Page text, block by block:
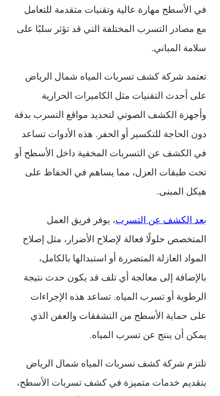
في الأسطح مهارة عالية وتقنيات متقدمة للتعامل
مع مصادر التسرب المختلفة التي قد تؤثر سلبًا على
سلامة المباني.
تعتمد شركة كشف تسربات المياه شمال الرياض
على أحدث التقنيات مثل الكاميرات الحرارية
وأجهزة الكشف الصوتي لتحديد مواقع التسرب بدقة
دون الحاجة للتكسير أو الحفر. هذه الأدوات تساعد
في الكشف عن التسربات المخفية داخل الأسطح أو
تحت طبقات العزل، مما يساهم في الحفاظ على
هيكل المبنى.
بعد الكشف عن التسرب، يوفر فريق العمل
المتخصص حلولًا فعالة لإصلاح الأضرار، مثل إصلاح
المواد العازلة المتضررة أو استبدالها بالكامل،
بالإضافة إلى معالجة أي تلف قد يكون حدث نتيجة
الرطوبة أو تسرب المياه. تساعد هذه الإجراءات
على حماية الأسطح من التشققات والعفن الذي
يمكن أن ينتج عن تسرب المياه.
تلتزم شركة كشف تسربات المياه شمال الرياض
بتقديم خدمات متميزة في كشف تسربات الأسطح،